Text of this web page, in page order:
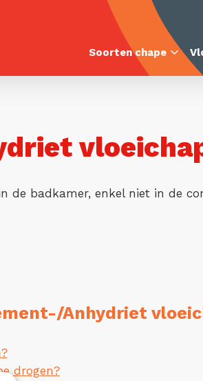
Soorten chape
de badkamer, enkel niet in de
Anhydriet
drogen?